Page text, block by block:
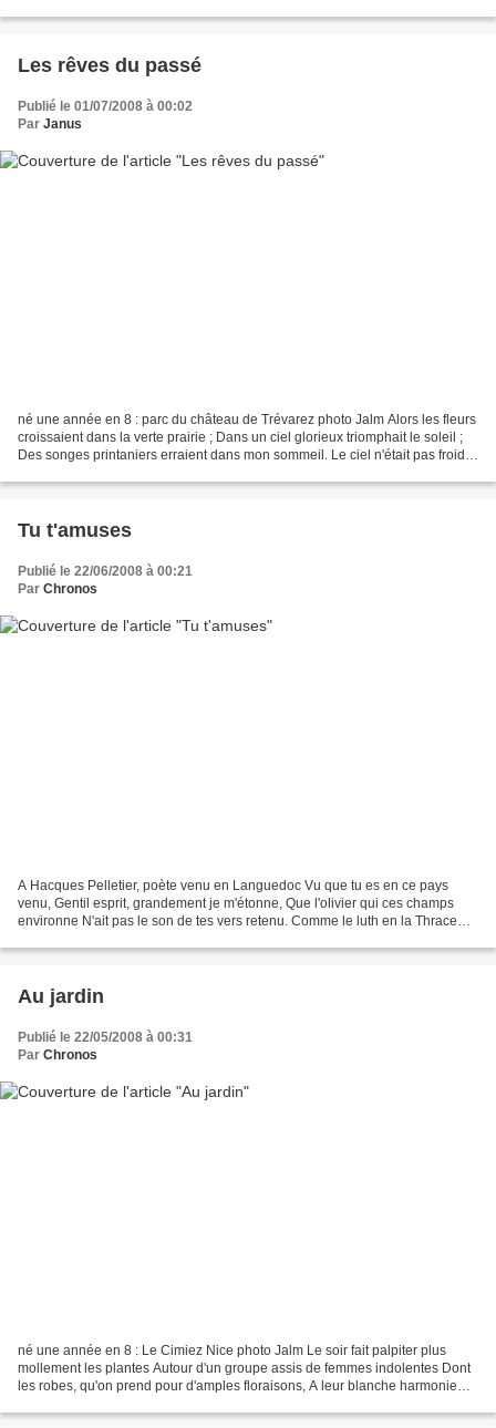
Les rêves du passé
Publié le 01/07/2008 à 00:02
Par Janus
né une année en 8 : parc du château de Trévarez photo Jalm Alors les fleurs
croissaient dans la verte prairie ; Dans un ciel glorieux triomphait le soleil ;
Des songes printaniers erraient dans mon sommeil. Le ciel n'était pas froid,
Tu t'amuses
Publié le 22/06/2008 à 00:21
Par Chronos
A Hacques Pelletier, poète venu en Languedoc Vu que tu es en ce pays
venu, Gentil esprit, grandement je m'étonne, Que l'olivier qui ces champs
environne N'ait pas le son de tes vers retenu. Comme le luth en la Thrace
Au jardin
Publié le 22/05/2008 à 00:31
Par Chronos
né une année en 8 : Le Cimiez Nice photo Jalm Le soir fait palpiter plus
mollement les plantes Autour d'un groupe assis de femmes indolentes Dont
les robes, qu'on prend pour d'amples floraisons, A leur blanche harmonie